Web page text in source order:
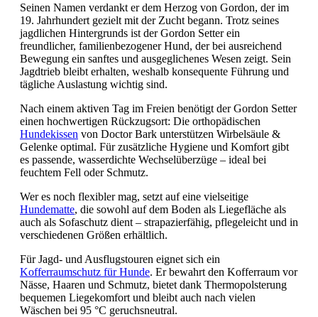
Seinen Namen verdankt er dem Herzog von Gordon, der im
19. Jahrhundert gezielt mit der Zucht begann. Trotz seines
jagdlichen Hintergrunds ist der Gordon Setter ein
freundlicher, familienbezogener Hund, der bei ausreichend
Bewegung ein sanftes und ausgeglichenes Wesen zeigt. Sein
Jagdtrieb bleibt erhalten, weshalb konsequente Führung und
tägliche Auslastung wichtig sind.
Nach einem aktiven Tag im Freien benötigt der Gordon Setter
einen hochwertigen Rückzugsort: Die orthopädischen
Hundekissen von Doctor Bark unterstützen Wirbelsäule &
Gelenke optimal. Für zusätzliche Hygiene und Komfort gibt
es passende, wasserdichte Wechselüberzüge – ideal bei
feuchtem Fell oder Schmutz.
Wer es noch flexibler mag, setzt auf eine vielseitige
Hundematte, die sowohl auf dem Boden als Liegefläche als
auch als Sofaschutz dient – strapazierfähig, pflegeleicht und in
verschiedenen Größen erhältlich.
Für Jagd- und Ausflugstouren eignet sich ein
Kofferraumschutz für Hunde. Er bewahrt den Kofferraum vor
Nässe, Haaren und Schmutz, bietet dank Thermopolsterung
bequemen Liegekomfort und bleibt auch nach vielen
Wäschen bei 95 °C geruchsneutral.